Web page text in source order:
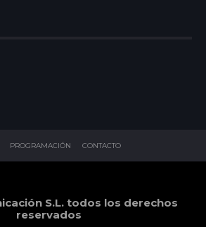
PROGRAMACIÓN CONTACTO
S.L. todos los derechos
reservados